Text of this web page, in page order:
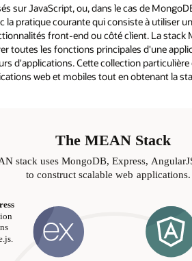
sur JavaScript, ou, dans le cas de
la pratique courante qui consiste à utiliser
front-end ou côté client. La stack
toutes les fonctions principales d'une
d'applications. Cette collection
web et mobiles tout en obtenant la